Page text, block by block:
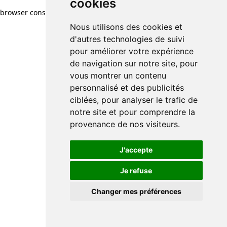
cookies
Nous utilisons des cookies et
d'autres technologies de suivi
pour améliorer votre expérience
de navigation sur notre site, pour
vous montrer un contenu
personnalisé et des publicités
ciblées, pour analyser le trafic de
notre site et pour comprendre la
provenance de nos visiteurs.
J'accepte
Je refuse
Changer mes préférences
browser console for more information)